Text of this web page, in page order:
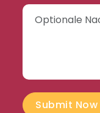
Submit Now